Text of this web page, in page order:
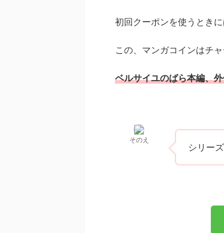
初回クーポンを使うとき
この、マンガコインはチ
ベルサイユのばら本編、
そのえ
シリー